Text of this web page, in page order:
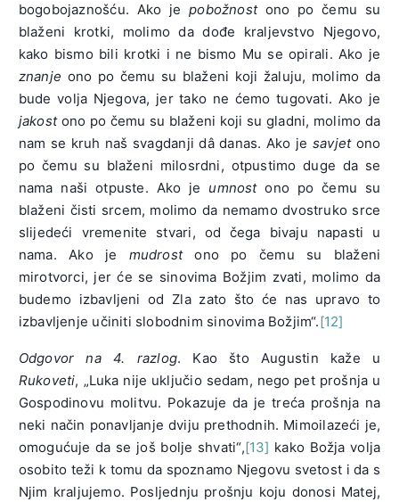
bogobojaznošću. Ako jepobožnostono po čemu su
blaženi krotki, molimo da dođe kraljevstvo Njegovo,
kako bismo bili krotki i ne bismo Mu se opirali. Ako je
znanje ono po čemu su blaženi koji žaluju, molimo da
bude volja Njegova, jer tako ne ćemo tugovati. Ako je
jakostono po čemu su blaženi koji su gladni, molimo da
nam se kruh naš svagdanji dâ danas. Ako je savjetono
po čemu su blaženi milosrdni, otpustimo duge da se
nama naši otpuste. Ako je umnostono po čemu su
blaženi čisti srcem, molimo da nemamo dvostruko srce
slijedeći vremenite stvari, od čega bivaju napasti u
nama. Ako je mudrostono po čemu su blaženi
mirotvorci, jer će se sinovima Božjim zvati, molimo da
budemo izbavljeni od Zla zato što će nas upravo to
izbavljenje učiniti slobodnim sinovima Božjim“.[12]
Odgovor na 4. razlog. Kao što Augustin kaže u
Rukoveti, „Luka nije uključio sedam, nego pet prošnja u
Gospodinovu molitvu. Pokazuje da je treća prošnja na
neki način ponavljanje dviju prethodnih. Mimoilazeći je,
omogućuje da se još bolje shvati“,[13] kako Božja volja
osobito teži k tomu da spoznamo Njegovu svetost i da s
Njim kraljujemo. Posljednju prošnju koju donosi Matej,